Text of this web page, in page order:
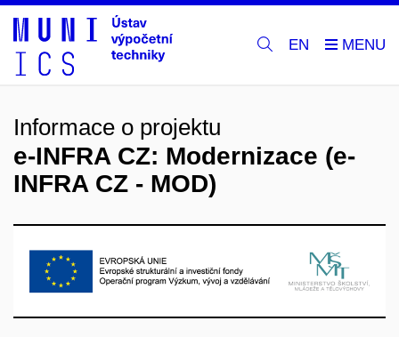
EN
Informace o projektu
e-INFRA CZ: Modernizace (e-
INFRA CZ - MOD)